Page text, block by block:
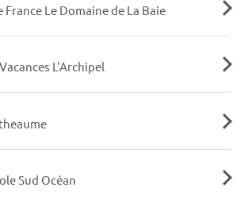
France Le Domaine de La Baie
L'Archipel
Sud Océan